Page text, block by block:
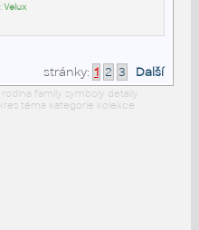
Velux
stránky: 1 2 3 Další
family symboly detaily
téma kategorie kolekce